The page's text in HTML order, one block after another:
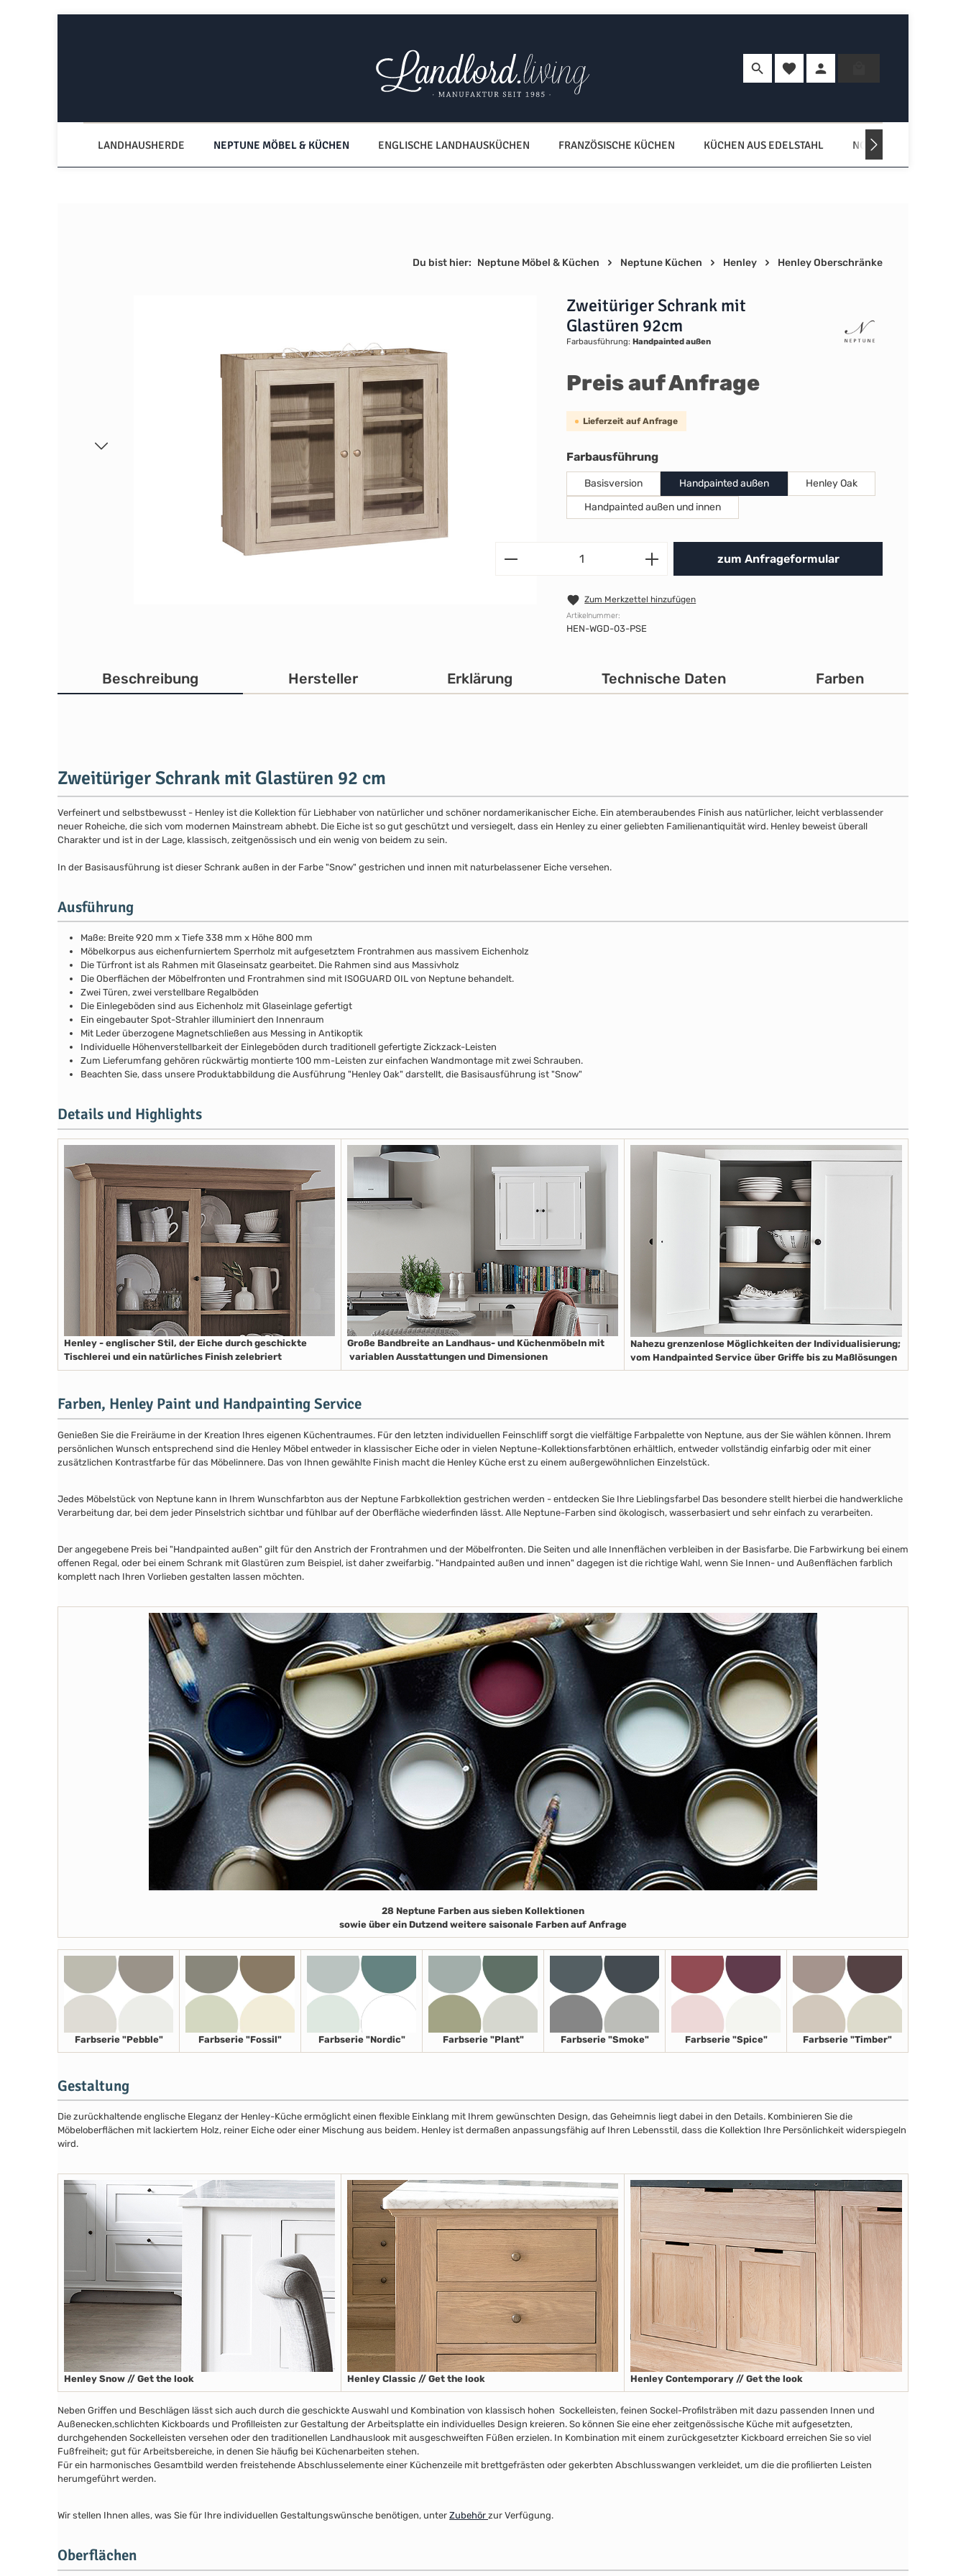
Du hast 0 Produkte auf dem Merkzettel
LANDHAUSHERDE NEPTUNE MÖBEL & KÜCHEN ENGLISCHE LANDHAUSKÜCHEN FRANZÖSISCHE KÜCHEN KÜCHEN AUS EDELSTAHL NORDISCHE KÜCHEN
Du bist hier: Neptune Möbel & Küchen Neptune Küchen Henley Henley Oberschränke
Zweitüriger Schrank mit
Glastüren 92cm
Farbausführung: Handpainted außen
Preis auf Anfrage
Lieferzeit auf Anfrage
Farbausführungauswählen
Basisversion Handpainted außen
Henley Oak
Handpainted außen und innen
Produkt Anzahl: Gib den
zum Anfrageformular
Zum Merkzettel hinzufügen
Artikelnummer:
HEN-WGD-03-PSE
Beschreibung Hersteller Erklärung Technische Daten Farben
Zweitüriger Schrank mit Glastüren 92 cm
Verfeinert und selbstbewusst - Henley ist die Kollektion für Liebhaber von natürlicher und schöner nordamerikanischer Eiche. Ein atemberaubendes Finish aus natürlicher, leicht verblassender
neuer Roheiche, die sich vom modernen Mainstream abhebt. Die Eiche ist so gut geschützt und versiegelt, dass ein Henley zu einer geliebten Familienantiquität wird. Henley beweist überall
Charakter und ist in der Lage, klassisch, zeitgenössisch und ein wenig von beidem zu sein.
In der Basisausführung ist dieser Schrank außen in der Farbe "Snow" gestrichen und innen mit naturbelassener Eiche versehen.
Ausführung
Maße: Breite 920 mm x Tiefe 338 mm x Höhe 800 mm
Möbelkorpus aus eichenfurniertem Sperrholz mit aufgesetztem Frontrahmen aus massivem Eichenholz
Die Türfront ist als Rahmen mit Glaseinsatz gearbeitet. Die Rahmen sind aus Massivholz
Die Oberflächen der Möbelfronten und Frontrahmen sind mit ISOGUARD OIL von Neptune behandelt.
Zwei Türen, zwei verstellbare Regalböden
Die Einlegeböden sind aus Eichenholz mit Glaseinlage gefertigt
Ein eingebauter Spot-Strahler illuminiert den Innenraum
Mit Leder überzogene Magnetschließen aus Messing in Antikoptik
Individuelle Höhenverstellbarkeit der Einlegeböden durch traditionell gefertigte Zickzack-Leisten
Zum Lieferumfang gehören rückwärtig montierte 100 mm-Leisten zur einfachen Wandmontage mit zwei Schrauben.
Beachten Sie, dass unsere Produktabbildung die Ausführung "Henley Oak" darstellt, die Basisausführung ist "Snow"
Details und Highlights
Henley - englischer Stil, der Eiche durch geschickte
Tischlerei und ein natürliches Finish zelebriert
Große Bandbreite an Landhaus- und Küchenmöbeln mit
variablen Ausstattungen und Dimensionen
Nahezu grenzenlose Möglichkeiten der Individualisierung;
vom Handpainted Service über Griffe bis zu Maßlösungen
Farben, Henley Paint und Handpainting Service
Genießen Sie die Freiräume in der Kreation Ihres eigenen Küchentraumes. Für den letzten individuellen Feinschliff sorgt die vielfältige Farbpalette von Neptune, aus der Sie wählen können. Ihrem
persönlichen Wunsch entsprechend sind die Henley Möbel entweder in klassischer Eiche oder in vielen Neptune-Kollektionsfarbtönen erhältlich, entweder vollständig einfarbig oder mit einer
zusätzlichen Kontrastfarbe für das Möbelinnere. Das von Ihnen gewählte Finish macht die Henley Küche erst zu einem außergewöhnlichen Einzelstück.
Jedes Möbelstück von Neptune kann in Ihrem Wunschfarbton aus der Neptune Farbkollektion gestrichen werden - entdecken Sie Ihre Lieblingsfarbe! Das besondere stellt hierbei die handwerkliche
Verarbeitung dar, bei dem jeder Pinselstrich sichtbar und fühlbar auf der Oberfläche wiederfinden lässt. Alle Neptune-Farben sind ökologisch, wasserbasiert und sehr einfach zu verarbeiten.
Der angegebene Preis bei "Handpainted außen" gilt für den Anstrich der Frontrahmen und der Möbelfronten. Die Seiten und alle Innenflächen verbleiben in der Basisfarbe. Die Farbwirkung bei einem
offenen Regal, oder bei einem Schrank mit Glastüren zum Beispiel, ist daher zweifarbig. "Handpainted außen und innen" dagegen ist die richtige Wahl, wenn Sie Innen- und Außenflächen farblich
komplett nach Ihren Vorlieben gestalten lassen möchten.
28 Neptune Farben aus sieben Kollektionen
sowie über ein Dutzend weitere saisonale Farben auf Anfrage
Farbserie "Pebble" Farbserie "Fossil" Farbserie "Nordic" Farbserie "Plant" Farbserie "Smoke" Farbserie "Spice" Farbserie "Timber"
Gestaltung
Die zurückhaltende englische Eleganz der Henley-Küche ermöglicht einen flexible Einklang mit Ihrem gewünschten Design, das Geheimnis liegt dabei in den Details. Kombinieren Sie die
Möbeloberflächen mit lackiertem Holz, reiner Eiche oder einer Mischung aus beidem. Henley ist dermaßen anpassungsfähig auf Ihren Lebensstil, dass die Kollektion Ihre Persönlichkeit widerspiegeln
wird.
Henley Snow // Get the look Henley Classic // Get the look Henley Contemporary // Get the look
Neben Griffen und Beschlägen lässt sich auch durch die geschickte Auswahl und Kombination von klassisch hohen Sockelleisten, feinen Sockel-Profilsträben mit dazu passenden Innen und
Außenecken,schlichten Kickboards und Profilleisten zur Gestaltung der Arbeitsplatte ein individuelles Design kreieren. So können Sie eine eher zeitgenössische Küche mit aufgesetzten,
durchgehenden Sockelleisten versehen oder den traditionellen Landhauslook mit ausgeschweiften Füßen erzielen. In Kombination mit einem zurückgesetzter Kickboard erreichen Sie so viel
Fußfreiheit; gut für Arbeitsbereiche, in denen Sie häufig bei Küchenarbeiten stehen.
Für ein harmonisches Gesamtbild werden freistehende Abschlusselemente einer Küchenzeile mit brettgefrästen oder gekerbten Abschlusswangen verkleidet, um die die profilierten Leisten
herumgeführt werden.
Wir stellen Ihnen alles, was Sie für Ihre individuellen Gestaltungswünsche benötigen, unter Zubehör zur Verfügung.
Oberflächen